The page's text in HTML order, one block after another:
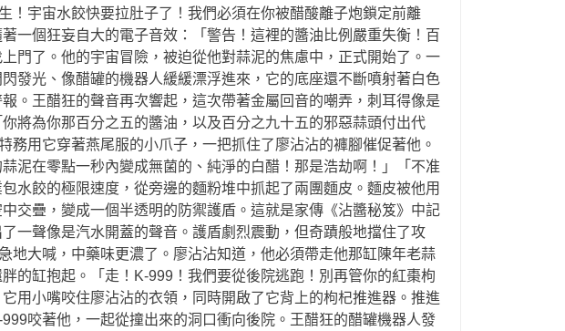
！宇宙水餃快要拉肚子了！我們必須在你被醋酸離子炮鎖定前離
一個狂妄自大的電子音效：「警告！這裡的醬油比例嚴重失衡！百
門了。他的宇宙冒險，被迫從他對蒜泥的焦慮中，正式開始了。一
發光、像醋罐的機器人緩緩漂浮進來，它的底座還不斷噴射著白色
。王醋狂的聲音再次響起，這次帶著金屬回音的嘲弄，刺耳得像是
將為你那百分之五的醬油，以及百分之九十五的邪惡蒜頭付出代
用它穿著燕尾服的小爪子，一把抓住了廖沾沾的褲腳催促著他。
泥在零點一秒內變成無菌的、純淨的白醋！那是浩劫啊！」「不准
水餃的極限速度，從旁邊的麵粉堆中抓起了兩團麵皮。麵皮被他用
交疊，變成一個半透明的防禦護盾。這就是家傳《沾醬秘笈》中記
一聲像是汽水開蓋的聲音。護盾劇烈震動，但奇蹟般地擋住了攻
大喊，中藥味更濃了。廖沾沾知道，他必須帶走他那缸陳年老蒜
的缸抱起。「走！K-999！我們要從後院逃跑！別再管你的紅棗枸
用小嘴咬住廖沾沾的衣領，同時開啟了它背上的枸杞推進器。推進
咬著他，一起從撞出來的洞口衝向後院。王醋狂的醋罐機器人發